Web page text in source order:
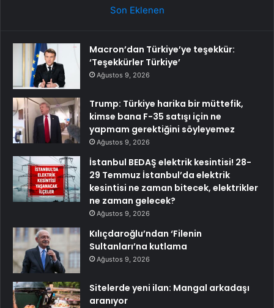
Son Eklenen
Macron’dan Türkiye’ye teşekkür:
‘Teşekkürler Türkiye’
Ağustos 9, 2026
Trump: Türkiye harika bir müttefik,
kimse bana F-35 satışı için ne
yapmam gerektiğini söyleyemez
Ağustos 9, 2026
İstanbul BEDAŞ elektrik kesintisi! 28-
29 Temmuz İstanbul’da elektrik
kesintisi ne zaman bitecek, elektrikler
ne zaman gelecek?
Ağustos 9, 2026
Kılıçdaroğlu’ndan ‘Filenin
Sultanları’na kutlama
Ağustos 9, 2026
Sitelerde yeni ilan: Mangal arkadaşı
aranıyor